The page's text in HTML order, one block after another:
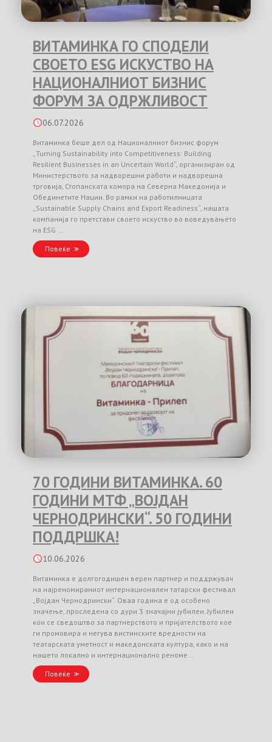
ВИТАМИНКА ГО СПОДЕЛИ
СВОЕТО ESG ИСКУСТВО НА
НАЦИОНАЛНИОТ БИЗНИС
ФОРУМ ЗА ОДРЖЛИВОСТ
06.07.2026
Витаминка беше дел од Националниот бизнис форум
„Turning Sustainability into Competitiveness: Building
Resilient Businesses in an Uncertain World“, организиран од
Министерството за надворешни работи и надворешна
трговија, Стопанската комора на Северна Македонија и
Обединетите Нации. Во рамки на работилницата
„Sustainable Supply Chains and Export Readiness“, нашата
компанија го претстави своето искуство во воведувањето
на ESG …
Повеќе
70 ГОДИНИ ВИТАМИНКА. 60
ГОДИНИ МТФ „ВОЈДАН
ЧЕРНОДРИНСКИ“. 50 ГОДИНИ
ПОДДРШКА!
10.06.2026
Витаминка е долгогодишен верен партнер и поддржувач
на најреномираниот интернационален татарски фестивал
„Војдан Чернодрински“. Оваа година е од особено
значење, проследена со дури 3 значајни јубилеи. Јубилеи
кои се сведоштво за партнерството и пријателството кое
ги промовира и негува вистинските вредности на
театарската уметност и македонската култура, како и на
нашето локално и интернационално реноме …
Повеќе